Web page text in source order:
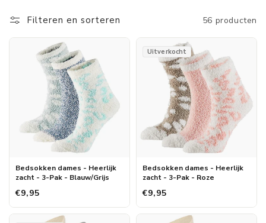
Filteren en sorteren 56 producten
Bedsokken dames - Heerlijk
zacht - 3-Pak - Blauw/Grijs
€9,95
Uitverkocht
Bedsokken dames - Heerlijk
zacht - 3-Pak - Roze
€9,95